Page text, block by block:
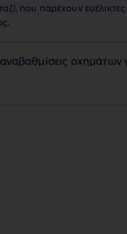
που παρέχουν
αναβαθμίσεις